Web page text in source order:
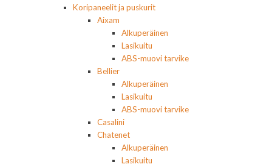
Koripaneelit ja puskurit
Aixam
Alkuperäinen
Lasikuitu
ABS-muovi tarvike
Bellier
Alkuperäinen
Lasikuitu
ABS-muovi tarvike
Casalini
Chatenet
Alkuperäinen
Lasikuitu